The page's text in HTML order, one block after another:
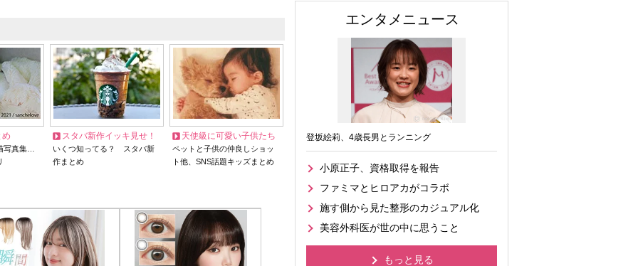
め
写真集…
スタバ新作イッキ見せ！
いくつ知ってる？ スタバ新
作まとめ
天使級に可愛い子供たち
ペットと子供の仲良しショッ
ト他、SNS話題キッズまとめ
エンタメニュース
登坂絵莉、4歳長男とランニング
小原正子、資格取得を報告
ファミマとヒロアカがコラボ
施す側から見た整形のカジュアル化
美容外科医が世の中に思うこと
もっと見る